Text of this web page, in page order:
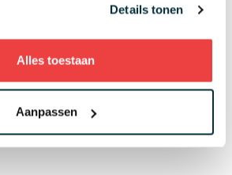
Details tonen
Alles toestaan
Aanpassen
NGF Najaarscompetitie